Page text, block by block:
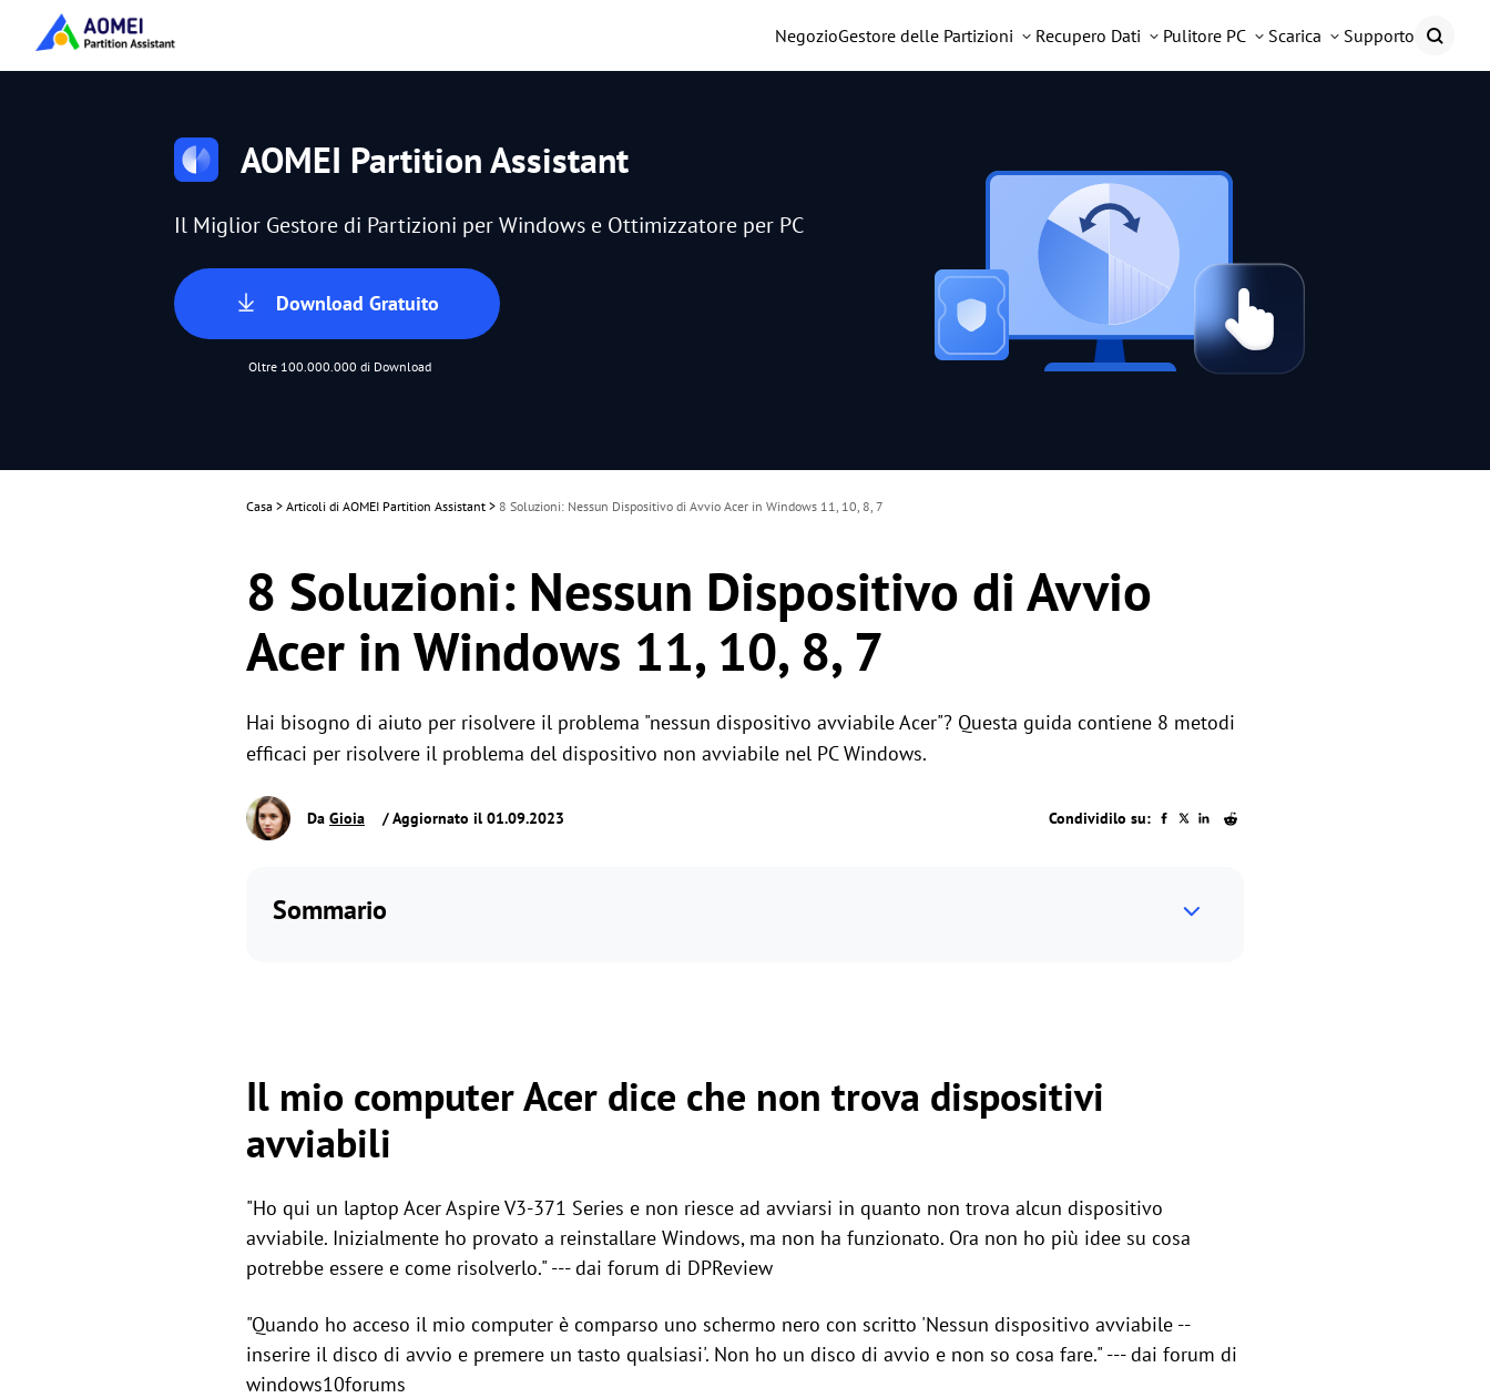
NegozioGestore delle Partizioni Recupero Dati Pulitore PC Scarica Supporto
AOMEI Partition Assistant
Il Miglior Gestore di Partizioni per Windows e Ottimizzatore per PC
Download Gratuito
Oltre 100.000.000 di Download
Casa > Articoli di AOMEI Partition Assistant > 8 Soluzioni: Nessun Dispositivo di Avvio Acer in Windows 11, 10, 8, 7
8 Soluzioni: Nessun Dispositivo di Avvio
Acer in Windows 11, 10, 8, 7
Hai bisogno di aiuto per risolvere il problema "nessun dispositivo avviabile Acer"? Questa guida contiene 8 metodi
efficaci per risolvere il problema del dispositivo non avviabile nel PC Windows.
Da Gioia / Aggiornato il 01.09.2023 Condividilo su:
Sommario
Il mio computer Acer dice che non trova dispositivi
avviabili
"Ho qui un laptop Acer Aspire V3-371 Series e non riesce ad avviarsi in quanto non trova alcun dispositivo
avviabile. Inizialmente ho provato a reinstallare Windows, ma non ha funzionato. Ora non ho più idee su cosa
potrebbe essere e come risolverlo." --- dai forum di DPReview
"Quando ho acceso il mio computer è comparso uno schermo nero con scritto 'Nessun dispositivo avviabile --
inserire il disco di avvio e premere un tasto qualsiasi'. Non ho un disco di avvio e non so cosa fare." --- dai forum di
windows10forums